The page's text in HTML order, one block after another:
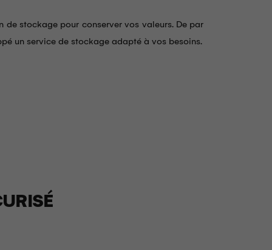
de stockage pour conserver vos valeurs. De par
un service de stockage adapté à vos besoins.